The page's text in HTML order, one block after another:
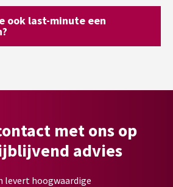
ook last-minute een
met ons op
advies
levert hoogwaardige